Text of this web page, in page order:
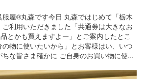
服屋®丸森です今日 丸森ではじめて「栃木
利用いただきました「共通券は大きなお
とかも買えますよー」とご案内したとこ
物に使いたいから」とお客様はい、いつ
な皆さま確かに ご自身のお買い物に使...